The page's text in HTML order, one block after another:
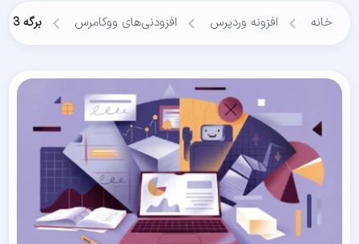
خانه افزونه وردپرس افزودنی‌های ووکامرس برگه 3